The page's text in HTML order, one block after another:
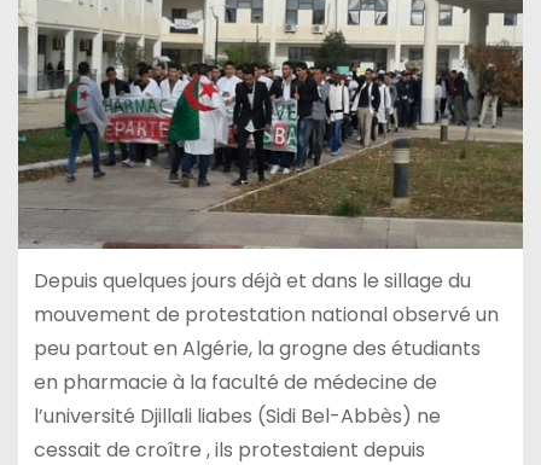
Depuis quelques jours déjà et dans le sillage du
mouvement de protestation national observé un
peu partout en Algérie, la grogne des étudiants
en pharmacie à la faculté de médecine de
l’université Djillali liabes (Sidi Bel-Abbès) ne
cessait de croître , ils protestaient depuis